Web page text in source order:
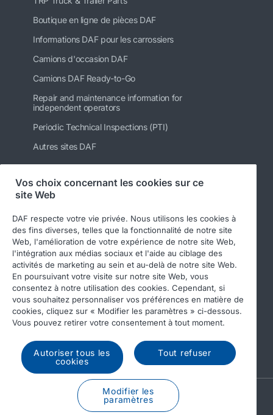
Boutique en ligne de pièces DAF
Informations DAF pour les carrossiers
Camions d'occasion DAF
Camions DAF Ready-to-Go
Repair and maintenance information for
independent operators
Periodic Technical Inspections (PTI)
Autres sites DAF
Suivez-nous
© 2026 DAF Legal notice
Privacy statement
General conditions
DAF and cookies
Income Tax Report
A PACCAR COMPANY
DRIVEN BY QUALITY
Vos choix concernant les cookies sur ce
site Web
DAF respecte votre vie privée. Nous utilisons les cookies à
des fins diverses, telles que la fonctionnalité de notre site
Web, l'amélioration de votre expérience de notre site Web,
l'intégration aux médias sociaux et l'aide au ciblage des
activités de marketing au sein et au-delà de notre site Web.
En poursuivant votre visite sur notre site Web, vous
consentez à notre utilisation des cookies. Cependant, si
vous souhaitez personnaliser vos préférences en matière de
cookies, cliquez sur « Modifier les paramètres » ci-dessous.
Vous pouvez retirer votre consentement à tout moment.
Autoriser tous les
cookies
Tout refuser
Modifier les
paramètres